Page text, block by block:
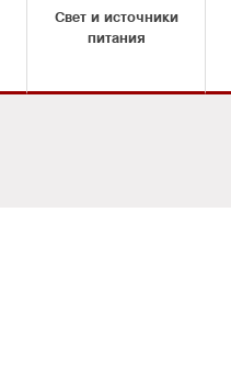
Свет и источники
питания